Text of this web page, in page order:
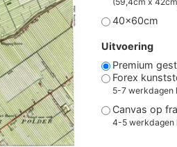
40x60cm
Uitvoering
Premium
Forex
5-7 werkdagen
Canvas op
4-5 werkdagen